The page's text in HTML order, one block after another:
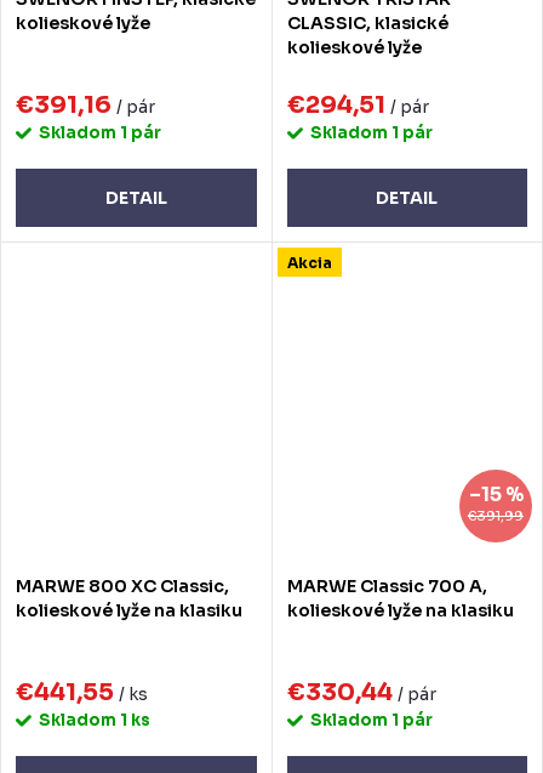
kolieskové lyže
€391,16 / pár
Skladom 1 pár
DETAIL
CLASSIC, klasické
kolieskové lyže
€294,51 / pár
Skladom 1 pár
DETAIL
MARWE 800 XC Classic,
kolieskové lyže na klasiku
€441,55 / ks
Skladom 1 ks
Akcia
€391,99
–15 %
MARWE Classic 700 A,
kolieskové lyže na klasiku
€330,44 / pár
Skladom 1 pár